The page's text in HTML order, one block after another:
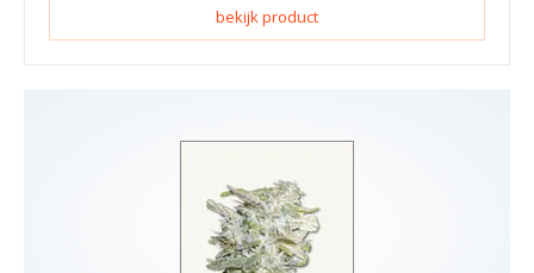
bekijk product